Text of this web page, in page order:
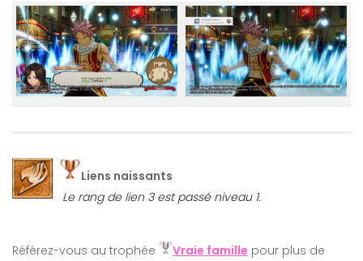
Liens naissants
Le rang de lien 3 est passé niveau 1.
Référez-vous au trophée Vraie famille pour plus de